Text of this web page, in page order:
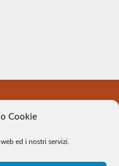
Cookie
ed i nostri servizi.